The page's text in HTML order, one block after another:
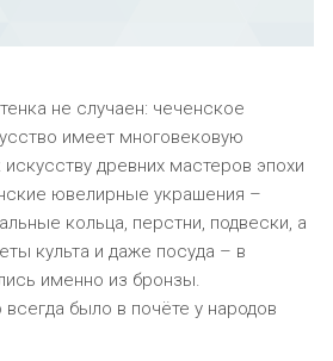
не случаен: чеченское
имеет многовековую
древних мастеров эпохи
ювелирные украшения –
кольца, перстни, подвески, а
культа и даже посуда – в
именно из бронзы.
было в почёте у народов